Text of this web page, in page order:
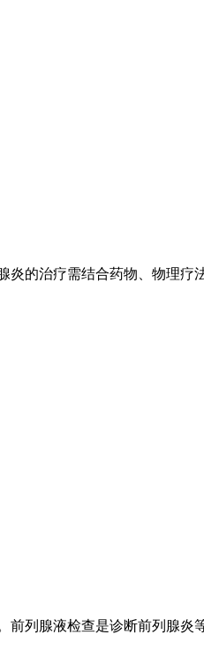
的治疗需结合药物、物理
列腺液检查是诊断前列腺